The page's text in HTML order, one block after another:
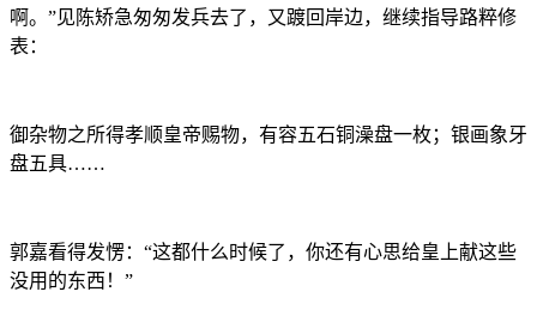
啊。”见陈矫急匆匆发兵去了，又踱回岸边，继续指导路粹修
表：
御杂物之所得孝顺皇帝赐物，有容五石铜澡盘一枚；银画象牙
盘五具……
郭嘉看得发愣：“这都什么时候了，你还有心思给皇上献这些
没用的东西！”